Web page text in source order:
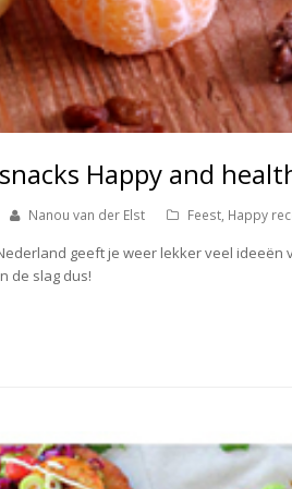
Happy and
Nanou van der Elst Feest, Happy
geeft je weer lekker veel ideeën
de slag dus!